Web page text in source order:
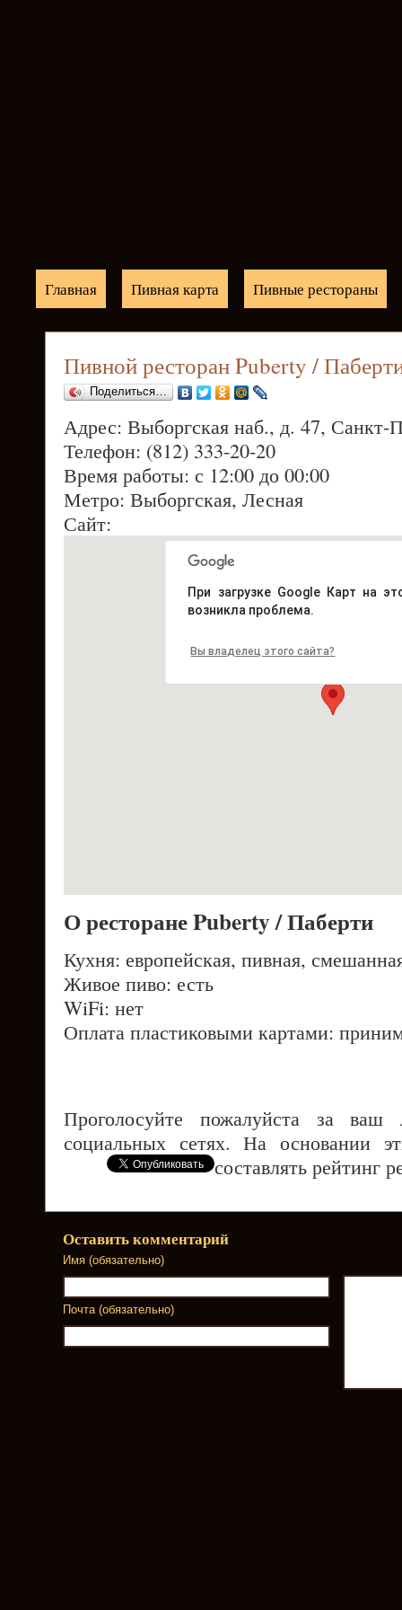
Главная Пивная карта Пивные рестораны
Пивной ресторан Puberty /
Поделиться…
Адрес: Выборгская наб., д. 47, Санкт-
Телефон: (812) 333-20-20
Время работы: с 12:00 до 00:00
Метро: Выборгская, Лесная
Сайт:
При загрузке Google Карт на
возникла проблема.
Вы владелец этого сайта?
О ресторане Puberty / Паберти
Кухня: европейская, пивная,
Живое пиво: есть
WiFi: нет
Оплата пластиковыми картами:
Проголосуйте пожалуйста за
социальных сетях. На основании
составлять рейтинг
Оставить комментарий
Имя (обязательно)
Почта (обязательно)